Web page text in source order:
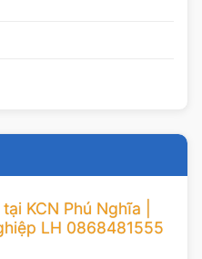
KCN Phú Nghĩa |
LH 0868481555